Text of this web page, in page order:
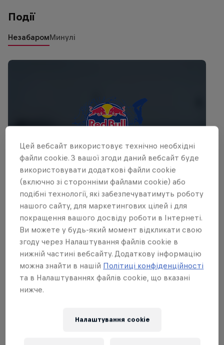
Події
НезабаромМинулі
Red Bull Megaloop
29 Серпня – 7 Листопада 2026
KSN Нордвейк, Нідерланди
Цей вебсайт використовує технічно необхідні
файли cookie. З вашої згоди даний вебсайт буде
використовувати додаткові файли cookie
(включно зі сторонніми файлами cookie) або
подібні технології, які забезпечуватимуть роботу
нашого сайту, для маркетингових цілей і для
покращення вашого досвіду роботи в Інтернеті.
Ви можете у будь-який момент відкликати свою
згоду через Налаштування файлів cookie в
нижній частині вебсайту. Додаткову інформацію
можна знайти в нашій Політиці конфіденційності
та в Налаштуваннях файлів cookie, що вказані
нижче.
Налаштування cookie